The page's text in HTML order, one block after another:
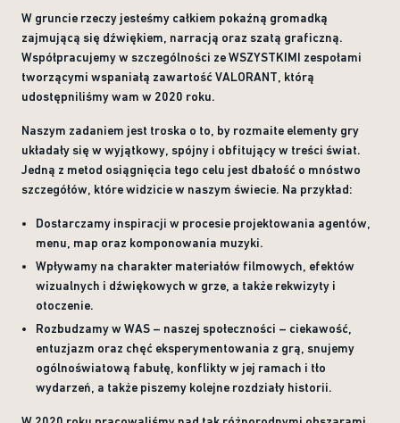
W gruncie rzeczy jesteśmy całkiem pokaźną gromadką
zajmującą się dźwiękiem, narracją oraz szatą graficzną.
Współpracujemy w szczególności ze WSZYSTKIMI zespołami
tworzącymi wspaniałą zawartość VALORANT, którą
udostępniliśmy wam w 2020 roku.
Naszym zadaniem jest troska o to, by rozmaite elementy gry
układały się w wyjątkowy, spójny i obfitujący w treści świat.
Jedną z metod osiągnięcia tego celu jest dbałość o mnóstwo
szczegółów, które widzicie w naszym świecie. Na przykład:
Dostarczamy inspiracji w procesie projektowania agentów,
menu, map oraz komponowania muzyki.
Wpływamy na charakter materiałów filmowych, efektów
wizualnych i dźwiękowych w grze, a także rekwizyty i
otoczenie.
Rozbudzamy w WAS – naszej społeczności – ciekawość,
entuzjazm oraz chęć eksperymentowania z grą, snujemy
ogólnoświatową fabułę, konflikty w jej ramach i tło
wydarzeń, a także piszemy kolejne rozdziały historii.